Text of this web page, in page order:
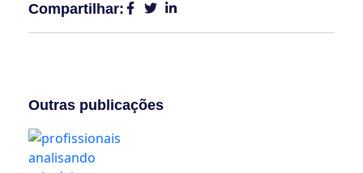
Compartilhar:
Outras publicações